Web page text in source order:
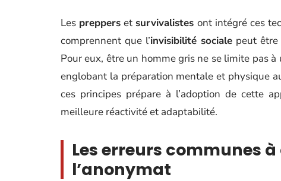
Les preppers et survivalistes ont intégré ces
comprennent que l’invisibilité sociale peut
Pour eux, être un homme gris ne se limite pas
englobant la préparation mentale et physique
ces principes prépare à l’adoption de cette
meilleure réactivité et adaptabilité.
Les erreurs communes
l’anonymat